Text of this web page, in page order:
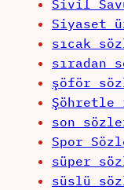
Sivil
Siyaset
sıcak
sıradan
şöför
son
Spor
süper
süslü